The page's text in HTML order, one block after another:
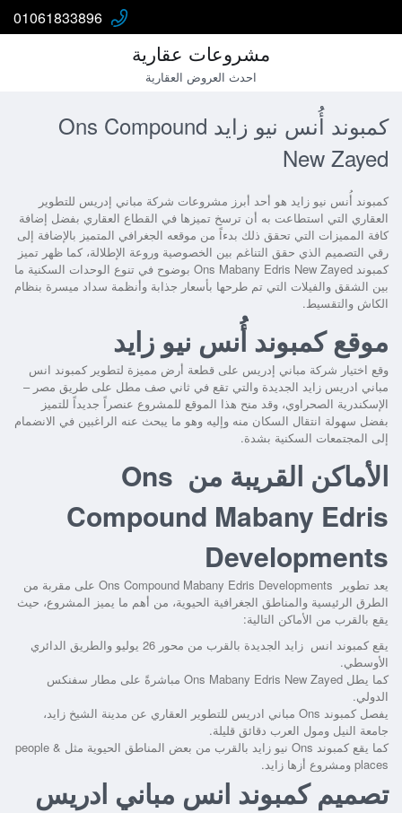
01061833896
مشروعات عقارية
احدث العروض العقارية
كمبوند أُنس نيو زايد Ons Compound
New Zayed
كمبوند أُنس نيو زايد هو أحد أبرز مشروعات شركة مباني إدريس للتطوير
العقاري التي استطاعت به أن ترسخ تميزها في القطاع العقاري بفضل إضافة
كافة المميزات التي تحقق ذلك بدءاً من موقعه الجغرافي المتميز بالإضافة إلى
رقي التصميم الذي حقق التناغم بين الخصوصية وروعة الإطلالة، كما ظهر تميز
كمبوند Ons Mabany Edris New Zayed بوضوح في تنوع الوحدات السكنية ما
بين الشقق والفيلات التي تم طرحها بأسعار جذابة وأنظمة سداد ميسرة بنظام
الكاش والتقسيط.
موقع كمبوند أُنس نيو زايد
وقع اختيار شركة مباني إدريس على قطعة أرض مميزة لتطوير كمبوند انس
مباني ادريس زايد الجديدة والتي تقع في ثاني صف مطل على طريق مصر –
الإسكندرية الصحراوي، وقد منح هذا الموقع للمشروع عنصراً جديداً للتميز
بفضل سهولة انتقال السكان منه وإليه وهو ما يبحث عنه الراغبين في الانضمام
إلى المجتمعات السكنية بشدة.
الأماكن القريبة من Ons
Compound Mabany Edris
Developments
يعد تطوير Ons Compound Mabany Edris Developments على مقربة من
الطرق الرئيسية والمناطق الجغرافية الحيوية، من أهم ما يميز المشروع، حيث
يقع بالقرب من الأماكن التالية:
يقع كمبوند انس زايد الجديدة
بالقرب من محور 26 يوليو والطريق الدائري
الأوسطي.
كما يطل Ons Mabany Edris New Zayed مباشرةً على مطار سفنكس
الدولي.
يفصل كمبوند Ons مباني ادريس للتطوير العقاري
عن مدينة الشيخ زايد،
جامعة النيل ومول العرب دقائق قليلة.
كما يقع كمبوند Ons نيو زايد
بالقرب من بعض المناطق الحيوية مثل people &
places ومشروع أزها زايد.
تصميم كمبوند انس مباني ادريس